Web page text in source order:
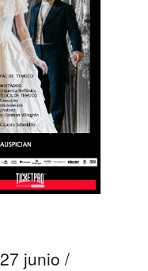
27 junio /